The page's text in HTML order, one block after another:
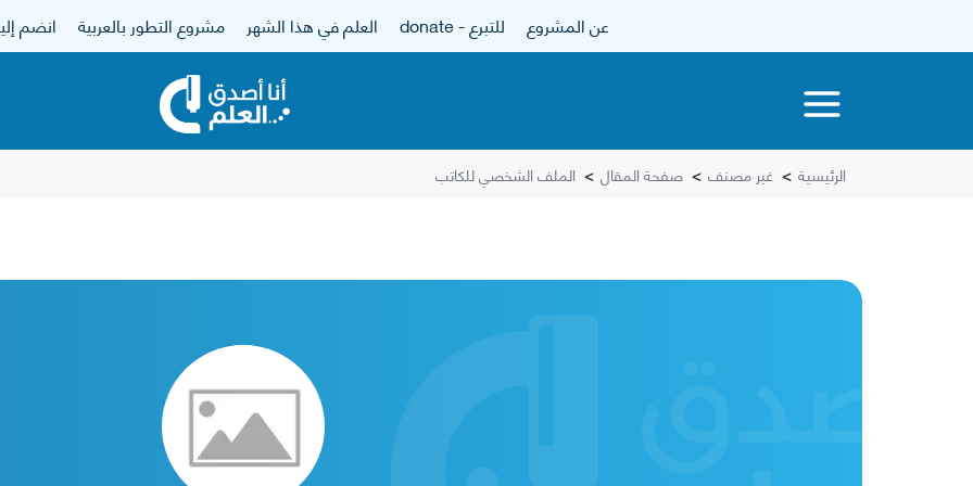
عن المشروع للتبرع - donate العلم في هذا الشهر مشروع التطور بالعربية انضم
الرئيسية > غير مصنف > صفحة المقال > الملف الشخصي للكاتب